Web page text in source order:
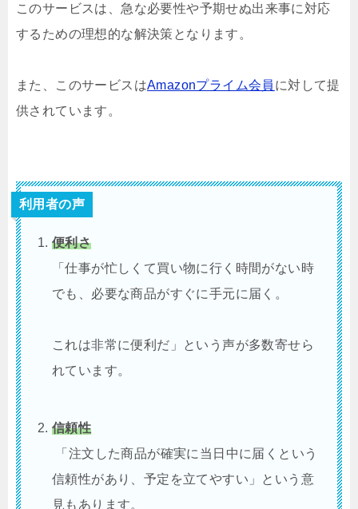
このサービスは、急な必要性や予期せぬ出来事に対応
するための理想的な解決策となります。
また、このサービスはAmazonプライム会員 に対して提
供されています。
利用者の声
便利さ
「仕事が忙しくて買い物に行く時間がない時
でも、必要な商品がすぐに手元に届く。
これは非常に便利だ」という声が多数寄せら
れています。
信頼性
「注文した商品が確実に当日中に届くという
信頼性があり、予定を立てやすい」という意
見もあります。